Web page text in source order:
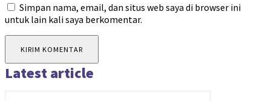
Simpan nama, email, dan situs web saya di browser ini
untuk lain kali saya berkomentar.
Latest article